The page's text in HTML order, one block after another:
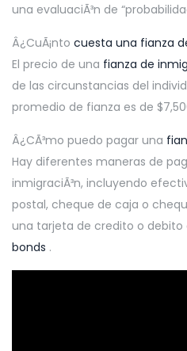
una evaluaciÃ³n de
Â¿CuÃ¡nto cuesta una fianza
El precio de una fianza de
de las circunstancias del
promedio de fianza es de
Â¿CÃ³mo puedo pagar una
Hay diferentes maneras de
inmigraciÃ³n, incluyendo
postal, cheque de caja o
una tarjeta de credito o debito
bonds .